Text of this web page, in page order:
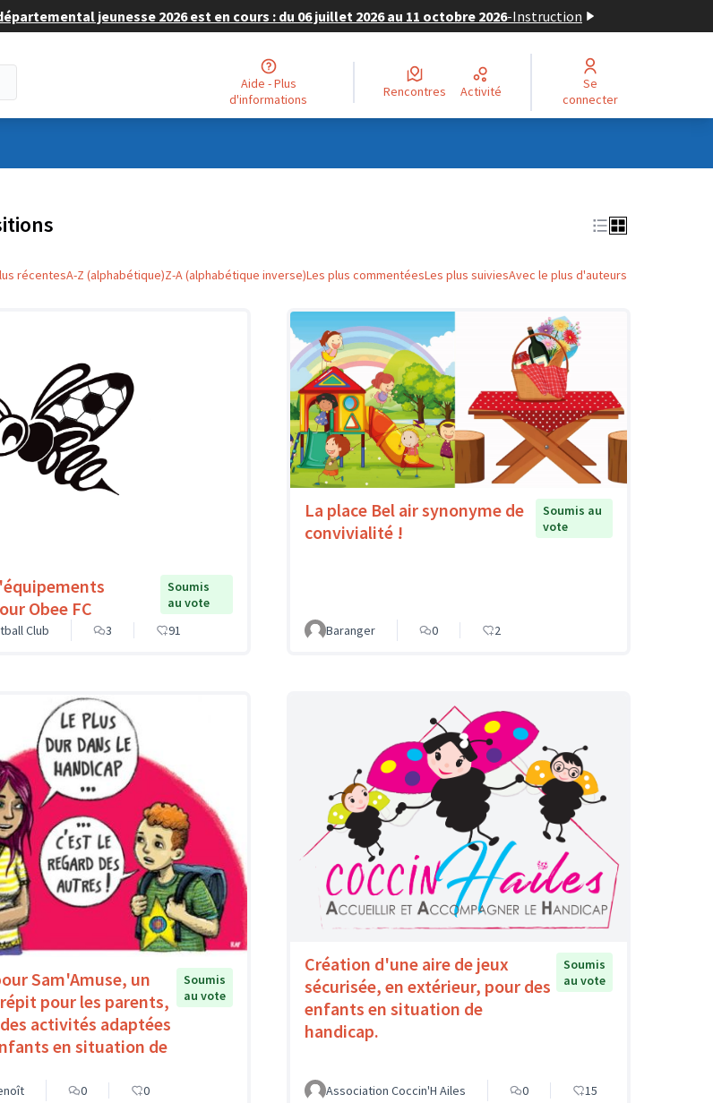
jeunesse 2026 est en cours : du 06 juillet 2026 au 11 octobre 2026-Instruction
Aide - Plus
d'informations
Rencontres Activité
Se
connecter
récentesA-Z (alphabétique)Z-A (alphabétique inverse)Les plus commentéesLes plus suiviesAvec le plus d'auteurs
Obee FC
Soumis
au vote
Club
3 91
La place Bel air synonyme de
convivialité !
Soumis au
vote
Baranger 0 2
Sam'Amuse, un
pour les parents,
activités adaptées
en situation de
Soumis
au vote
0 0
Création d'une aire de jeux
sécurisée, en extérieur, pour des
enfants en situation de
handicap.
Soumis
au vote
Association Coccin'H Ailes 0 15